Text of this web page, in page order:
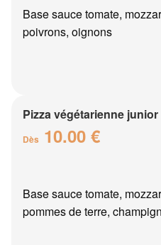
Base sauce tomate,
poivrons, oignons
Pizza végétarienne junior
Dès 10.00 €
Base sauce tomate,
pommes de terre,